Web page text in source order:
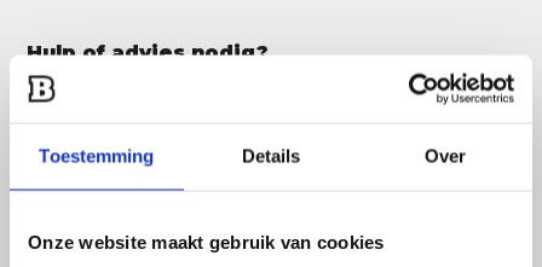
Toestemming Details Over
Onze website maakt gebruik van cookies
Hulp of advies nodig?
Vraag het een van onze specialisten!
Stuur gemakkelijk een Whatsapp.
Open whatsapp